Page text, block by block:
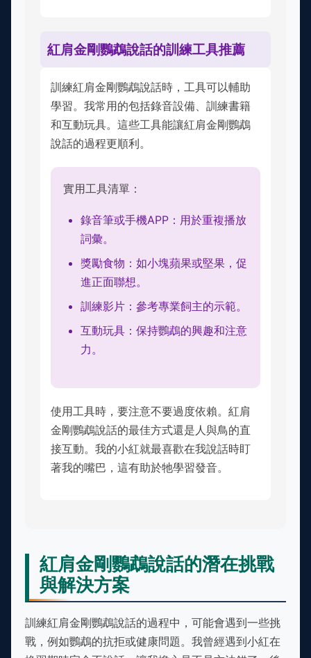
紅肩金剛鸚鵡說話的訓練工具推薦
訓練紅肩金剛鸚鵡說話時，工具可以輔助
學習。我常用的包括錄音設備、訓練書籍
和互動玩具。這些工具能讓紅肩金剛鸚鵡
說話的過程更順利。
實用工具清單：
錄音筆或手機APP：用於重複播放
詞彙。
獎勵食物：如小塊蘋果或堅果，促
進正面聯想。
訓練影片：參考專業飼主的示範。
互動玩具：保持鸚鵡的興趣和注意
力。
使用工具時，要注意不要過度依賴。紅肩
金剛鸚鵡說話的最佳方式還是人與鳥的直
接互動。我的小紅就最喜歡在我說話時盯
著我的嘴巴，這有助於牠學習發音。
紅肩金剛鸚鵡說話的潛在挑戰
與解決方案
訓練紅肩金剛鸚鵡說話的過程中，可能會遇到一些挑
戰，例如鸚鵡的抗拒或健康問題。我曾經遇到小紅在